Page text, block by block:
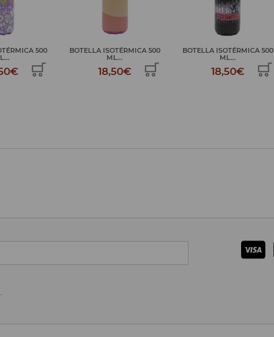
500
BOTELLA ISOTÉRMICA 500
ML...
18,50€
BOTELLA ISOTÉRMICA 500
ML...
18,50€